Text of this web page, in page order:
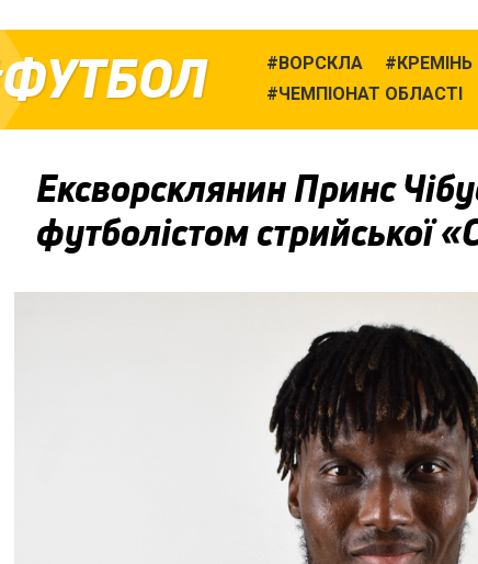
ФУТБОЛ ВОРСКЛА КРЕМІНЬ
ЧЕМПІОНАТ ОБЛАСТІ
Ексворсклянин Принс
футболістом стрийської